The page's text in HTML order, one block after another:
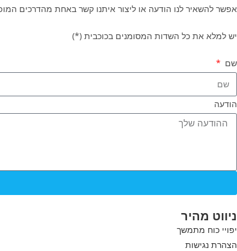
אפשר להשאיר לנו הודעה או ליצור איתנו קשר באחת מהדרכים
יש למלא את כל השדות המסומנים בכוכבית (*)
שם
הודעה
ניווט מהיר
יפויי כוח מתמשך
הצהרת נגישות